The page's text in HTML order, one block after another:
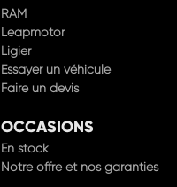
RAM
Leapmotor
Ligier
Essayer un véhicule
Faire un devis
OCCASIONS
En stock
Notre offre et nos garanties